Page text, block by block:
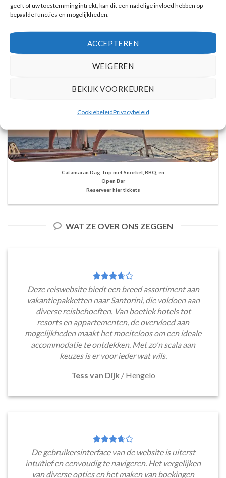
geeft of uw toestemming intrekt, kan dit een nadelige invloed hebben op
bepaalde functies en mogelijkheden.
ACCEPTEREN
WEIGEREN
BEKIJK VOORKEUREN
CookiebeleidPrivacybeleid
Catamaran Dag Trip met Snorkel, BBQ, en
Open Bar
Reserveer hier tickets
WAT ZE OVER ONS ZEGGEN
Deze reiswebsite biedt een breed assortiment aan
vakantiepakketten naar Santorini, die voldoen aan
diverse reisbehoeften. Van boetiek hotels tot
resorts en appartementen, de overvloed aan
mogelijkheden maakt het moeiteloos om een ideale
accommodatie te ontdekken. Met zo'n scala aan
keuzes is er voor ieder wat wils.
Tess van Dijk / Hengelo
De gebruikersinterface van de website is uiterst
intuïtief en eenvoudig te navigeren. Het vergelijken
van diverse opties en het maken van boekingen